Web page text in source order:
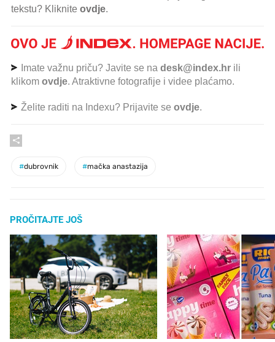
tekstu? Kliknite ovdje.
Imate važnu priču? Javite se na desk@index.hr ili
klikom ovdje. Atraktivne fotografije i videe plaćamo.
Želite raditi na Indexu? Prijavite se ovdje.
#dubrovnik #mačka anastazija
PROČITAJTE JOŠ